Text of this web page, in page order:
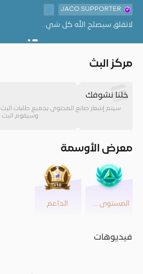
JACO SUPPORTER
لاتقلق سيصلح الله كل شي .
مركز البث
خلنا نشوفك
سيتم إشعار صانع المحتوى بجميع طلبات البث
وسيقوم البث.
معرض الأوسمة
المستوى 40 الداعم
فيديوهات